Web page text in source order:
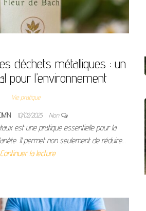
déchets métalliques : un
pour l’environnement
Vie pratique
10/02/2025 Non
est une pratique essentielle pour la
Il permet non seulement de réduire…
Continuer la lecture